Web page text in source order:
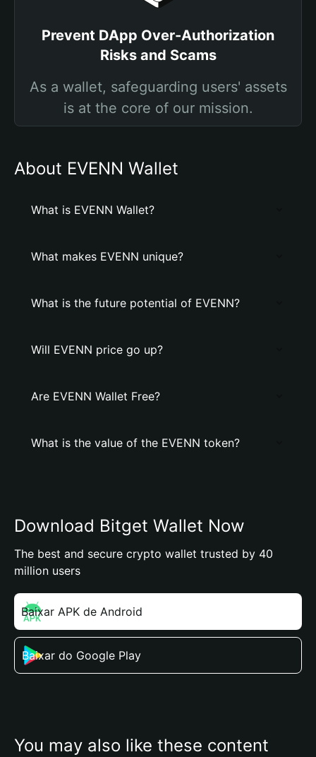
Prevent DApp Over-Authorization
Risks and Scams
As a wallet, safeguarding users' assets
is at the core of our mission.
About EVENN Wallet
What is EVENN Wallet?
What makes EVENN unique?
What is the future potential of EVENN?
Will EVENN price go up?
Are EVENN Wallet Free?
What is the value of the EVENN token?
Download Bitget Wallet Now
The best and secure crypto wallet trusted by 40
million users
Baixar APK de Android
Baixar do Google Play
You may also like these content